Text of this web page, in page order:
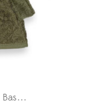
Basics